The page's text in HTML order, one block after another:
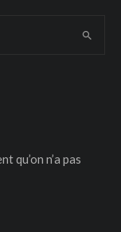
qu’on n’a pas